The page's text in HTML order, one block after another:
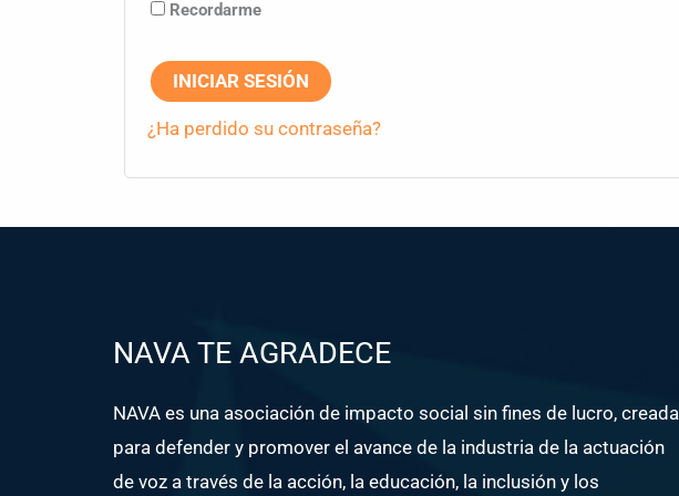
Recordarme
INICIAR SESIÓN
¿Ha perdido su contraseña?
NAVA TE AGRADECE
NAVA es una asociación de impacto social sin fines de lucro, creada
para defender y promover el avance de la industria de la actuación
de voz a través de la acción, la educación, la inclusión y los